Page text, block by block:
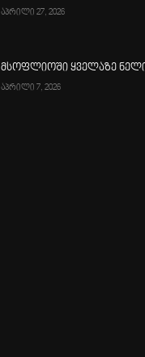
აპრილი 27, 2026
მსოფლიოში ყველაზე
აპრილი 7, 2026